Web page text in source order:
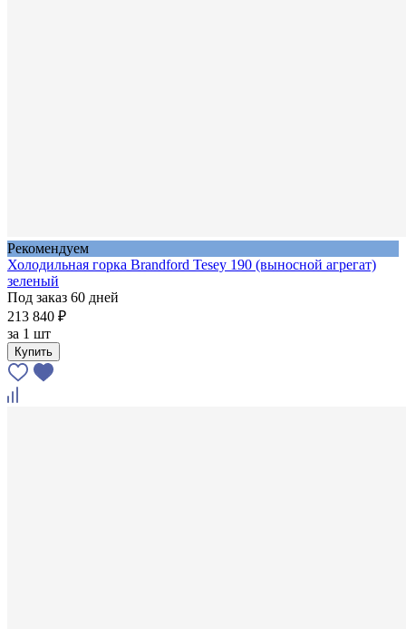
Рекомендуем
Холодильная горка Brandford Tesey 190 (выносной агрегат)
зеленый
Под заказ 60 дней
213 840 ₽
за 1 шт
Купить